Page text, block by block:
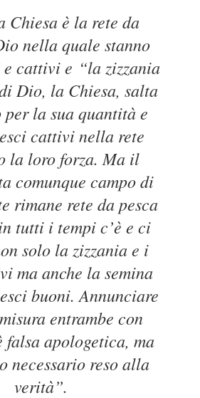
Chiesa è la rete da
nella quale stanno
e cattivi e “la zizzania
Dio, la Chiesa, salta
per la sua quantità e
cattivi nella rete
la loro forza. Ma il
comunque campo di
rimane rete da pesca
tutti i tempi c’è e ci
solo la zizzania e i
ma anche la semina
buoni. Annunciare
entrambe con
falsa apologetica, ma
necessario reso alla
verità”.